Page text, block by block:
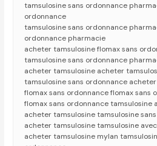
tamsulosine sans ordonnance
ordonnance
tamsulosine sans ordonnance
ordonnance pharmacie
acheter tamsulosine flomax sans
tamsulosine sans ordonnance
acheter tamsulosine acheter
tamsulosine sans ordonnance
flomax sans ordonnance flomax sans
flomax sans ordonnance tamsulosine
acheter tamsulosine tamsulosine
acheter tamsulosine tamsulosine
acheter tamsulosine mylan